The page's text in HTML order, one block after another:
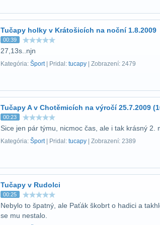
Tučapy holky v Krátošicích na noční 1.8.2009
00:39
27,13s..njn
Kategória: Šport| Pridal: tucapy | Zobrazení: 2479
Tučapy A v Chotěmicích na výročí 25.7.2009
00:23
Sice jen pár týmu, nicmoc čas, ale i tak krásný 2.
Kategória: Šport| Pridal: tucapy | Zobrazení: 2389
Tučapy v Rudolci
00:25
Nebylo to špatný, ale Paťák škobrt o hadici a
se mu nestalo.